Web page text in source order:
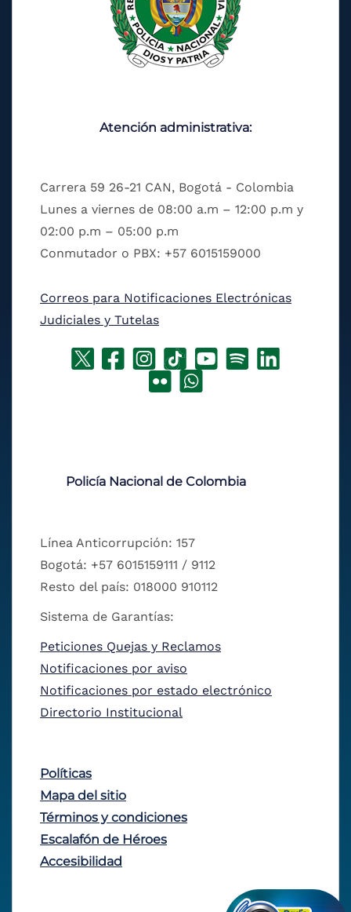
Atención administrativa:
Carrera 59 26-21 CAN, Bogotá - Colombia
Lunes a viernes de 08:00 a.m – 12:00 p.m y
02:00 p.m – 05:00 p.m
Conmutador o PBX: +57 6015159000
Correos para Notificaciones Electrónicas
Judiciales y Tutelas
Policía Nacional de Colombia
Línea Anticorrupción: 157
Bogotá: +57 6015159111 / 9112
Resto del país: 018000 910112
Sistema de Garantías:
Peticiones Quejas y Reclamos
Notificaciones por aviso
Notificaciones por estado electrónico
Directorio Institucional
Políticas
Mapa del sitio
Términos y condiciones
Escalafón de Héroes
Accesibilidad